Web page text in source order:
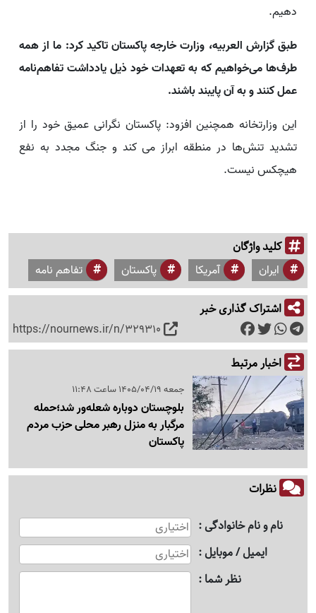
دهیم.
طبق گزارش العربیه، وزارت خارجه پاکستان تاکید کرد: ما از همه
طرف‌ها می‌خواهیم که به تعهدات خود ذیل یادداشت تفاهم‌نامه
عمل کنند و به آن پایبند باشند.
این وزارتخانه همچنین افزود: پاکستان نگرانی عمیق خود را از
تشدید تنش‌ها در منطقه ابراز می کند و جنگ مجدد به نفع
هیچکس نیست.
کلید واژگان
ایران آمریکا پاکستان تفاهم نامه
اشتراک گذاری خبر
https://nournews.ir/n/329310
اخبار مرتبط
جمعه 1405/04/19 ساعت 11:48
بلوچستان دوباره شعله‌ور شد؛حمله
مرگبار به منزل رهبر محلی حزب مردم
پاکستان
نظرات
نام و نام خانوادگی
ایمیل / موبایل
نظر شما